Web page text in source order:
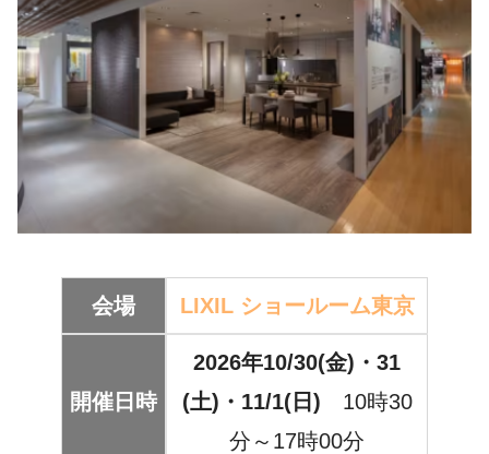
会場 LIXIL ショールーム東京
開催日時
2026年10/30(金)・31
(土)・11/1(日) 10時30
分～17時00分